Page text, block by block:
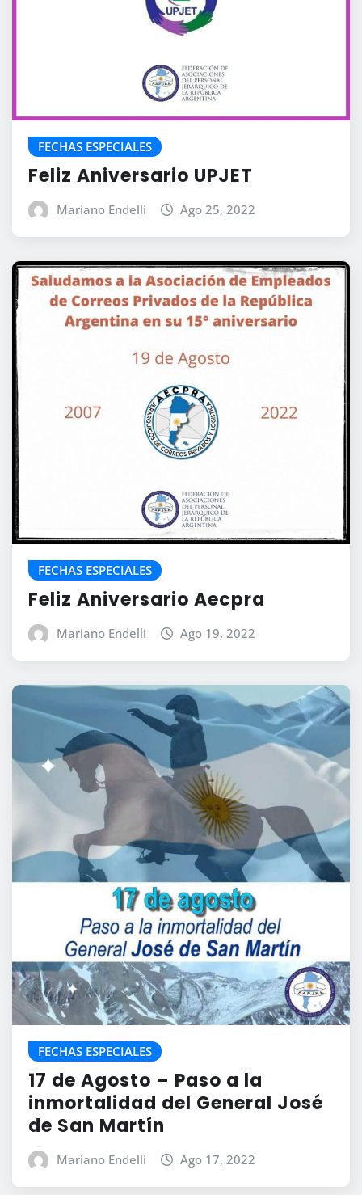
FECHAS ESPECIALES
Feliz Aniversario UPJET
Mariano Endelli Ago 25, 2022
FECHAS ESPECIALES
Feliz Aniversario Aecpra
Mariano Endelli Ago 19, 2022
FECHAS ESPECIALES
17 de Agosto – Paso a la
inmortalidad del General José
de San Martín
Mariano Endelli Ago 17, 2022